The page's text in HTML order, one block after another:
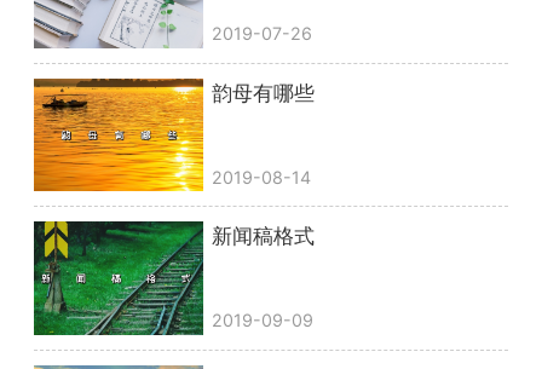
2019-07-26
韵母有哪些
2019-08-14
新闻稿格式
2019-09-09